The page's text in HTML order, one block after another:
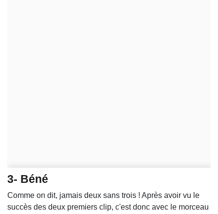
3- Béné
Comme on dit, jamais deux sans trois ! Après avoir vu le
succès des deux premiers clip, c'est donc avec le morceau